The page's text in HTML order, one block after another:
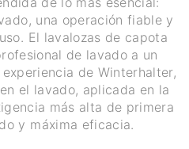
una operación fiable y
El lavalozas de capota
de lavado a un
de Winterhalter,
el lavado, aplicada en la
más alta de primera
y máxima eficacia.